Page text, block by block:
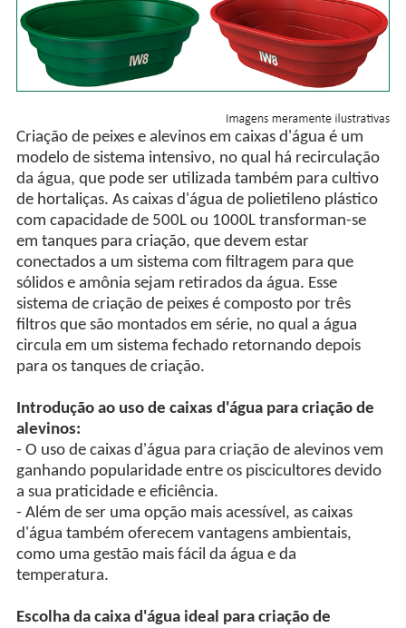
Criação de peixes e alevinos em caixas d'água é um
modelo de sistema intensivo, no qual há recirculação
da água, que pode ser utilizada também para cultivo
de hortaliças. As caixas d'água de polietileno plástico
com capacidade de 500L ou 1000L transforman-se
em tanques para criação, que devem estar
conectados a um sistema com filtragem para que
sólidos e amônia sejam retirados da água. Esse
sistema de criação de peixes é composto por três
filtros que são montados em série, no qual a água
circula em um sistema fechado retornando depois
para os tanques de criação.
Introdução ao uso de caixas d'água para criação de
alevinos:
- O uso de caixas d'água para criação de alevinos vem
ganhando popularidade entre os piscicultores devido
a sua praticidade e eficiência.
- Além de ser uma opção mais acessível, as caixas
d'água também oferecem vantagens ambientais,
como uma gestão mais fácil da água e da
temperatura.
Escolha da caixa d'água ideal para criação de